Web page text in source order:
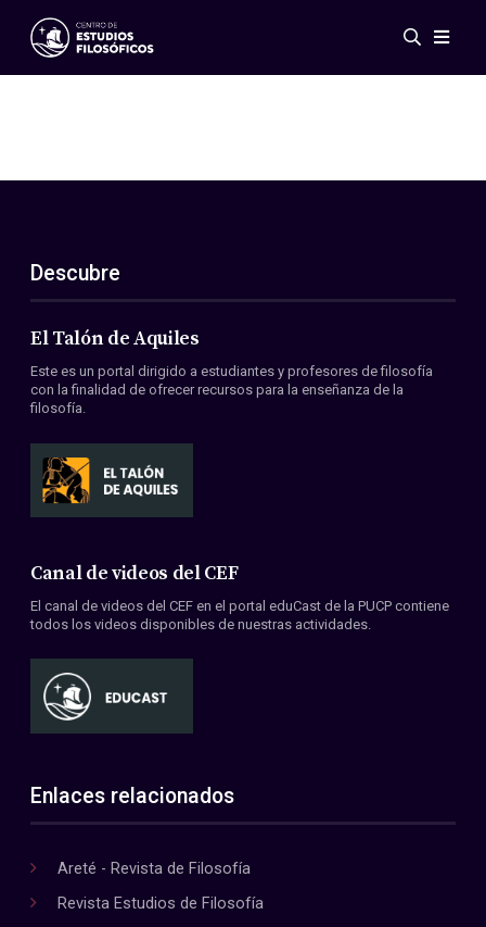
Eventos
ES
EN
Acerca de nosotros
Miembros
Convenios
Descubre
El Talón de Aquiles
Este es un portal dirigido a estudiantes y profesores de filosofía
con la finalidad de ofrecer recursos para la enseñanza de la
filosofía.
Canal de videos del CEF
El canal de videos del CEF en el portal eduCast de la PUCP contiene
todos los videos disponibles de nuestras actividades.
Enlaces relacionados
Areté - Revista de Filosofía
Revista Estudios de Filosofía